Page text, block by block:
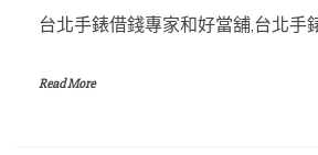
台北手錶借錢專家和好當舖,台北手
Read More